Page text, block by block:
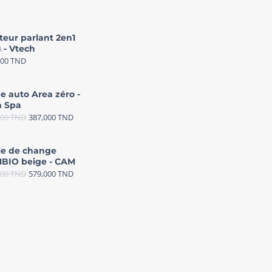
parlant 2en1
- Vtech
TND
auto Area zéro -
Spa
TND 387,000TND
de change
beige - CAM
TND 579,000TND